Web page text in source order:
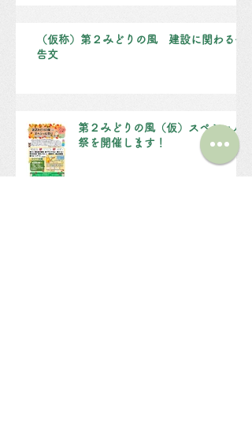
（仮称）第２みどりの風 建設に関わる公
告文
第２みどりの風（仮）スペシャル
祭を開催します！